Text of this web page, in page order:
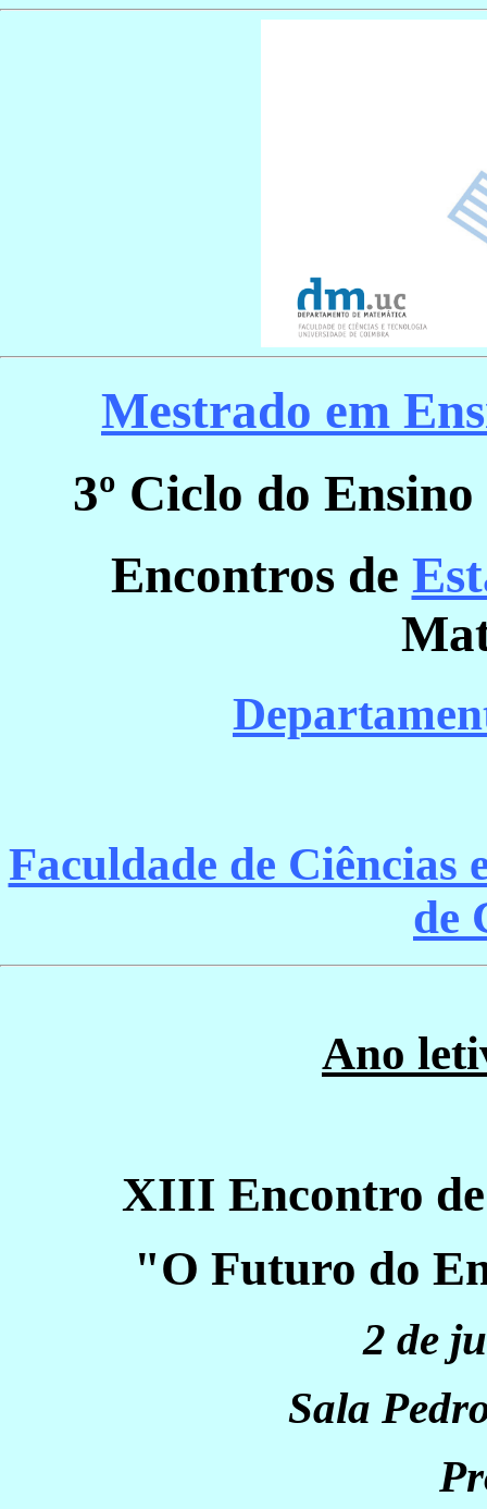
Mestrado em
3º Ciclo do
Encontros de
Faculdade de Ciências
de
Ano
XIII Encontro de
"O Futuro do
2 de
Sala